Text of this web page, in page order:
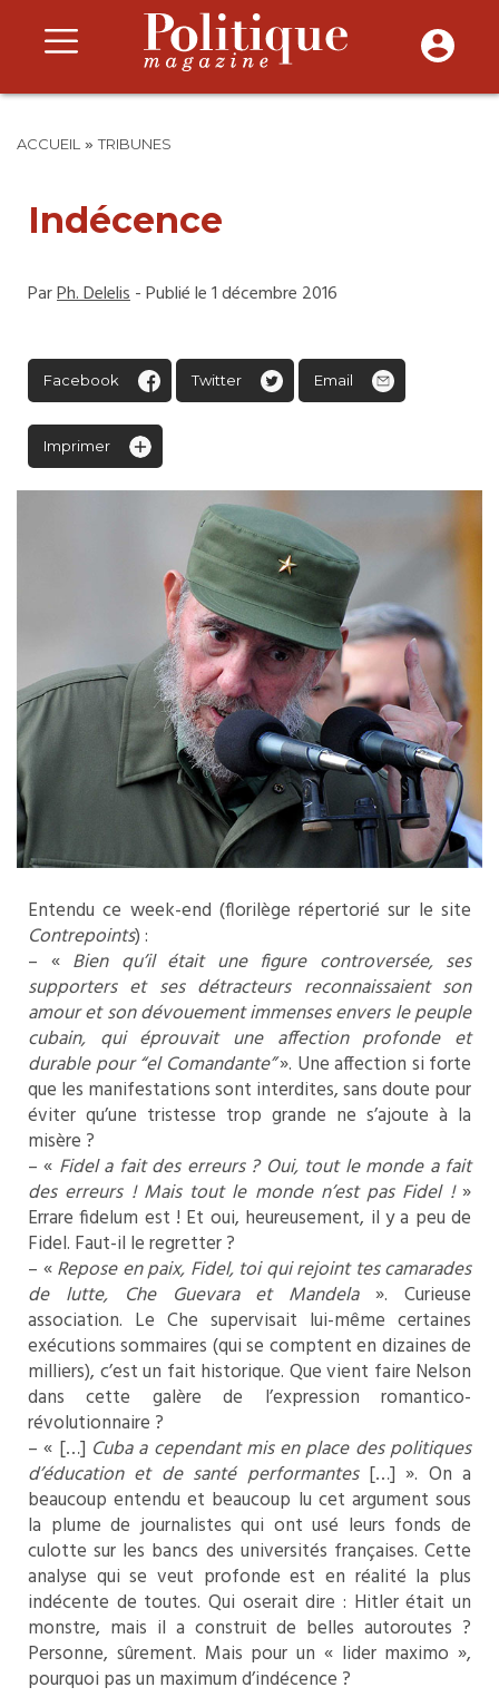
ACCUEIL »TRIBUNES
Indécence
ParPh. Delelis- Publié le 1 décembre 2016
Facebook Twitter Email
Imprimer
Entendu ce week-end (florilège répertorié sur le site
Contrepoints) :
– « Bien qu’il était une figure controversée, ses
supporters et ses détracteurs reconnaissaient son
amour et son dévouement immenses envers le peuple
cubain, qui éprouvait une affection profonde et
durable pour “el Comandante”». Une affection si forte
que les manifestations sont interdites, sans doute pour
éviter qu’une tristesse trop grande ne s’ajoute à la
misère ?
– « Fidel a fait des erreurs ? Oui, tout le monde a fait
des erreurs ! Mais tout le monde n’est pas Fidel !»
Errare fidelum est ! Et oui, heureusement, il y a peu de
Fidel. Faut-il le regretter ?
– «Repose en paix, Fidel, toi qui rejoint tes camarades
de lutte, Che Guevara et Mandela». Curieuse
association. Le Che supervisait lui-même certaines
exécutions sommaires (qui se comptent en dizaines de
milliers), c’est un fait historique. Que vient faire Nelson
dans cette galère de l’expression romantico-
révolutionnaire ?
– « […] Cuba a cependant mis en place des politiques
d’éducation et de santé performantes […] ». On a
beaucoup entendu et beaucoup lu cet argument sous
la plume de journalistes qui ont usé leurs fonds de
culotte sur les bancs des universités françaises. Cette
analyse qui se veut profonde est en réalité la plus
indécente de toutes. Qui oserait dire : Hitler était un
monstre, mais il a construit de belles autoroutes ?
Personne, sûrement. Mais pour un « lider maximo »,
pourquoi pas un maximum d’indécence ?